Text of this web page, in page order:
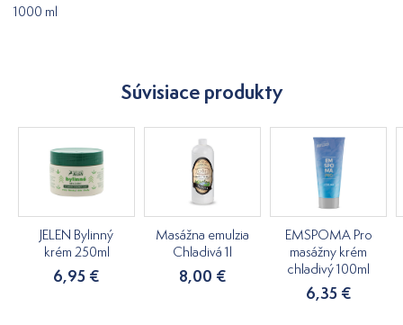
1000 ml
Súvisiace produkty
JELEN Bylinný
krém 250ml
6,95 €
Masážna emulzia
Chladivá 1l
8,00 €
EMSPOMA Pro
masážny krém
chladivý 100ml
6,35 €